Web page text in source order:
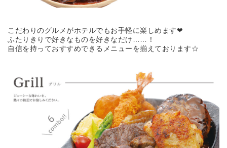
こだわりのグルメがホテルでもお手軽に楽しめます❤
ふたりきりで好きなものを好きなだけ……！
自信を持っておすすめできるメニューを揃えております☆